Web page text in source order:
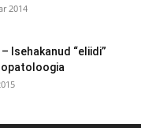
2014
Isehakanud “eliidi”